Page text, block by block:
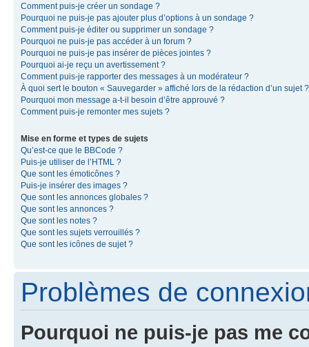
Comment puis-je créer un sondage ?
Pourquoi ne puis-je pas ajouter plus d’options à un sondage ?
Comment puis-je éditer ou supprimer un sondage ?
Pourquoi ne puis-je pas accéder à un forum ?
Pourquoi ne puis-je pas insérer de pièces jointes ?
Pourquoi ai-je reçu un avertissement ?
Comment puis-je rapporter des messages à un modérateur ?
À quoi sert le bouton « Sauvegarder » affiché lors de la rédaction d’un sujet ?
Pourquoi mon message a-t-il besoin d’être approuvé ?
Comment puis-je remonter mes sujets ?
Mise en forme et types de sujets
Qu’est-ce que le BBCode ?
Puis-je utiliser de l’HTML ?
Que sont les émoticônes ?
Puis-je insérer des images ?
Que sont les annonces globales ?
Que sont les annonces ?
Que sont les notes ?
Que sont les sujets verrouillés ?
Que sont les icônes de sujet ?
Problèmes de
Pourquoi ne puis-je pas me